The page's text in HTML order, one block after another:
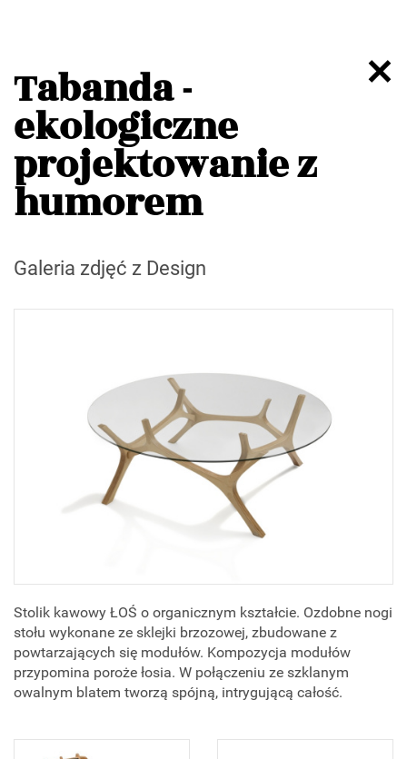
Tabanda -
ekologiczne
projektowanie z
humorem
Galeria zdjęć z Design
Stolik kawowy ŁOŚ o organicznym kształcie. Ozdobne nogi
stołu wykonane ze sklejki brzozowej, zbudowane z
powtarzających się modułów. Kompozycja modułów
przypomina poroże łosia. W połączeniu ze szklanym
owalnym blatem tworzą spójną, intrygującą całość.